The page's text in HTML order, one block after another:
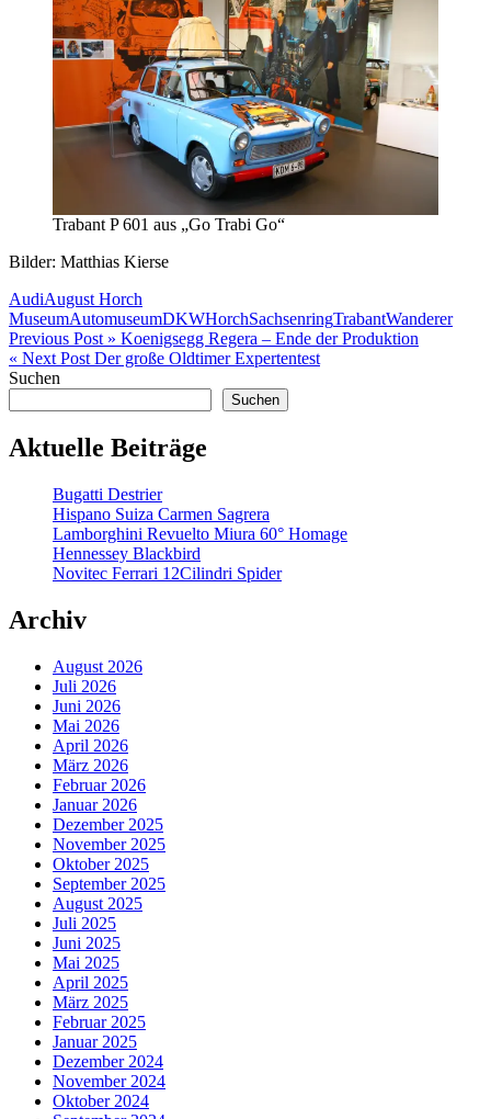
Trabant P 601 aus „Go Trabi Go“
Bilder: Matthias Kierse
AudiAugust Horch
MuseumAutomuseumDKWHorchSachsenringTrabantWanderer
Beitragsnavigation
Previous Post » Koenigsegg Regera – Ende der Produktion
« Next Post Der große Oldtimer Expertentest
Suchen
Suchen
Aktuelle Beiträge
Bugatti Destrier
Hispano Suiza Carmen Sagrera
Lamborghini Revuelto Miura 60° Homage
Hennessey Blackbird
Novitec Ferrari 12Cilindri Spider
Archiv
August 2026
Juli 2026
Juni 2026
Mai 2026
April 2026
März 2026
Februar 2026
Januar 2026
Dezember 2025
November 2025
Oktober 2025
September 2025
August 2025
Juli 2025
Juni 2025
Mai 2025
April 2025
März 2025
Februar 2025
Januar 2025
Dezember 2024
November 2024
Oktober 2024